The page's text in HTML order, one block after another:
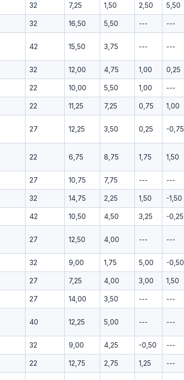
32 7,25 1,50 2,50 5,50
32 16,50 5,50 --- ---
42 15,50 3,75 --- ---
32 12,00 4,75 1,00 0,25
22 10,00 5,50 1,00 ---
22 11,25 7,25 0,75 1,00
27 12,25 3,50 0,25 -0,75
22 6,75 8,75 1,75 1,50
27 10,75 7,75 --- ---
32 14,75 2,25 1,50 -1,50
42 10,50 4,50 3,25 -0,25
27 12,50 4,00 --- ---
32 9,00 1,75 5,00 -0,50
27 7,25 4,00 3,00 1,50
27 14,00 3,50 --- ---
40 12,25 5,00 --- ---
32 9,00 4,25 -0,50 ---
22 12,75 2,75 1,25 ---